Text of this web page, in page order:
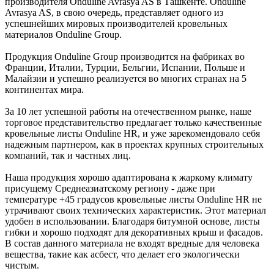
Avrasya AS, в свою очередь, представляет одного из
успешнейших мировых производителей кровельных
материалов Onduline Group.
Продукция Onduline Group производится на фабриках во
Франции, Италии, Турции, Бельгии, Испании, Польше и
Малайзии и успешно реализуется во многих странах на 5
континентах мира.
За 10 лет успешной работы на отечественном рынке, наше
торговое представительство предлагает только качественные
кровельные листы Onduline HR, и уже зарекомендовало себя
надежным партнером, как в проектах крупных строительных
компаний, так и частных лиц.
Наша продукция хорошо адаптирована к жаркому климату
присущему Среднеазиатскому региону - даже при
температуре +45 градусов кровельные листы Onduline HR не
утрачивают своих технических характеристик. Этот материал
удобен в использовании. Благодаря битумной основе, листы
гибки и хорошо подходят для декоративных крыш и фасадов.
В состав данного материала не входят вредные для человека
вещества, такие как асбест, что делает его экологически
чистым.